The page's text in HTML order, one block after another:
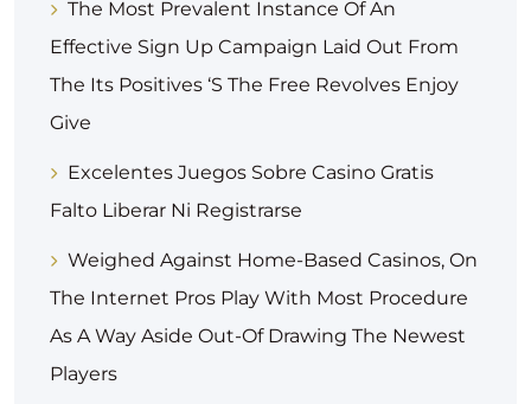
The Most Prevalent Instance Of An
Effective Sign Up Campaign Laid Out From
The Its Positives ‘s The Free Revolves Enjoy
Give
Excelentes Juegos Sobre Casino Gratis
Falto Liberar Ni Registrarse
Weighed Against Home-Based Casinos, On
The Internet Pros Play With Most Procedure
As A Way Aside Out-Of Drawing The Newest
Players